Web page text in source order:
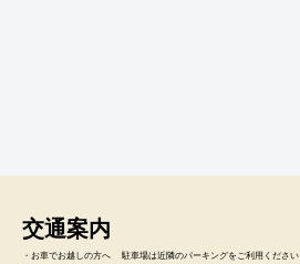
交通案内
・お車でお越しの方へ 駐車場は近隣のパーキングをご利用ください